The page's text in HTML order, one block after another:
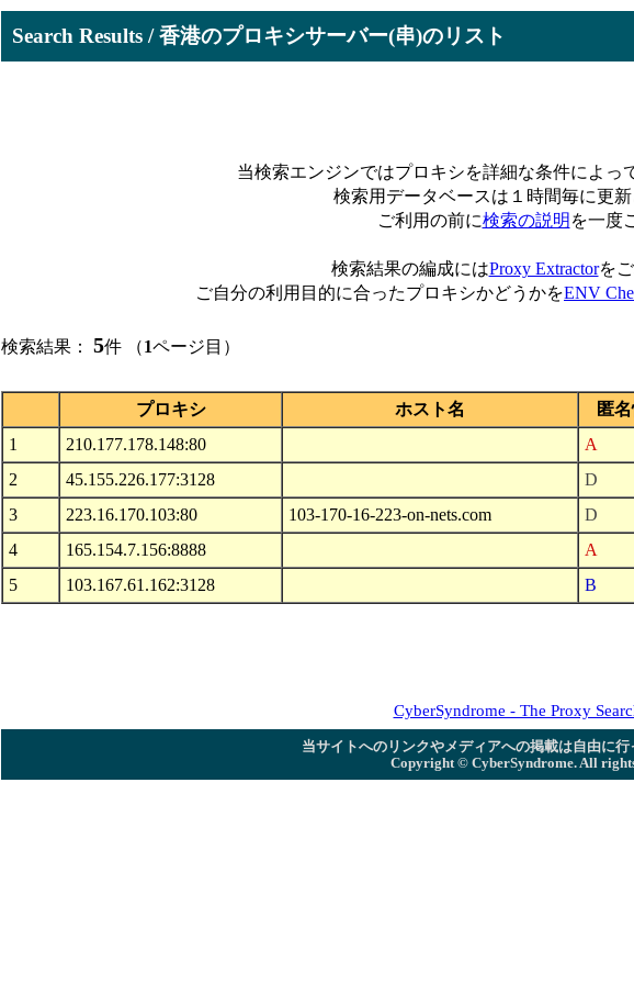
Search Results / 香港のプロキシサーバー(串)のリスト
当検索エンジンではプロキシを詳細な条件によっ
検索用データベースは１時間毎に更新
ご利用の前に検索の説明 を一度
検索結果の編成にはProxy Extractorを
ご自分の利用目的に合ったプロキシかどうかをENV
検索結果： 5件 （1ページ目）
プロキシ ホスト名 匿
1
210.177.178.148:80 A
2
45.155.226.177:3128 D
3
223.16.170.103:80 103-170-16-223-on-nets.com D
4
165.154.7.156:8888 A
5
103.167.61.162:3128 B
CyberSyndrome - The Proxy
当サイトへのリンクやメディアへの掲載は自由に行
Copyright ©CyberSyndrome. All